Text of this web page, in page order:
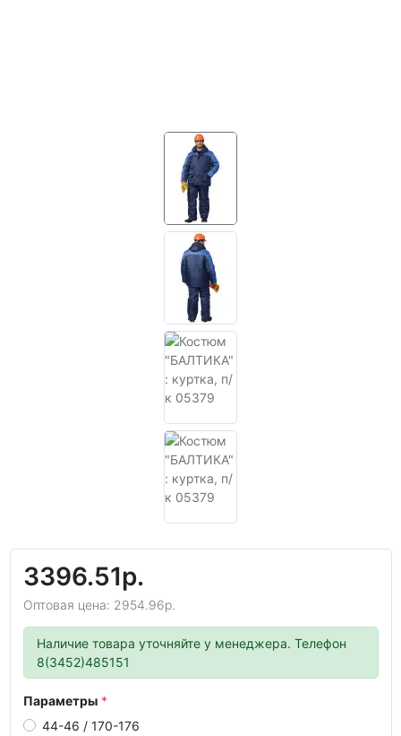
3396.51р.
Оптовая цена: 2954.96р.
Наличие товара уточняйте у менеджера. Телефон
8(3452)485151
Параметры
44-46 / 170-176